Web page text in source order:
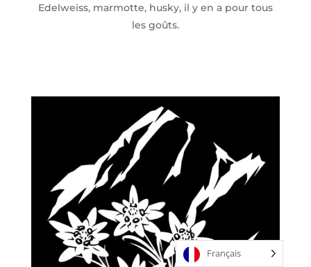
Edelweiss, marmotte, husky, il y en a pour tous
les goûts.
Français